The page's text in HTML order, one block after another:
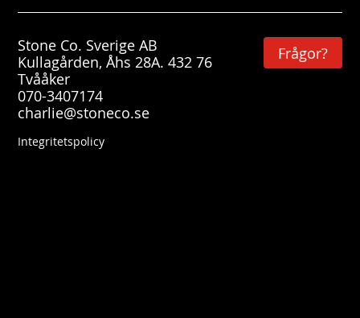
Stone Co. Sverige AB
Kullagården, Åhs 28A. 432 76
Tvååker
070-3407174
charlie@stoneco.se
Integritetspolicy
Frågor?